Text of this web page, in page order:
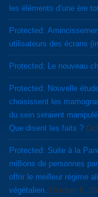
les éléments d’une ère
Protected: Amincissement prématuré du cortex chez les grands
utilisateurs des écrans
Protected: Le nouveau
Protected: Nouvelle
choisissent les
du sein seraient
Que disent les faits ?
Protected: Suite à la
millions de personnes
offrir le meilleur régime
végétalien. October 6,